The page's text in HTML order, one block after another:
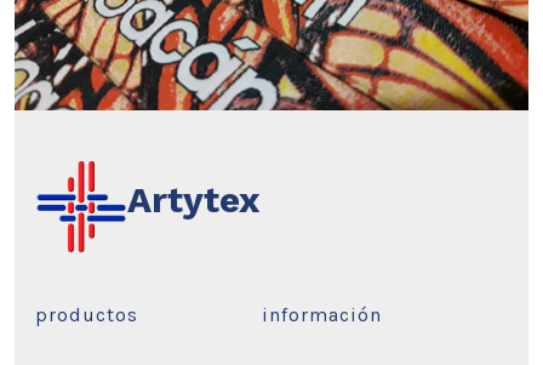
Artytex
productos información